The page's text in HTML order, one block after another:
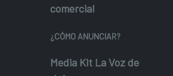
comercial
¿CÓMO ANUNCIAR?
Media Kit La Voz de